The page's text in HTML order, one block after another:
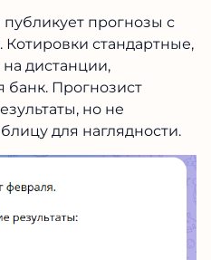
прогнозы с
Котировки стандартные,
дистанции,
банк. Прогнозист
но не
для наглядности.